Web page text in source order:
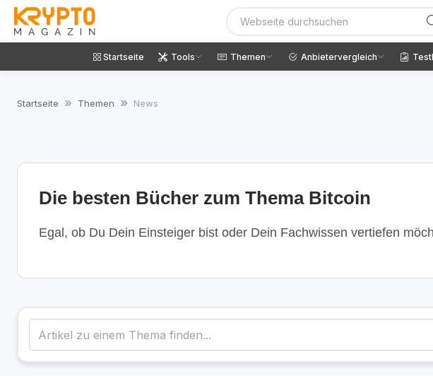
Startseite Tools Themen Anbietervergleich
Startseite Themen News
Die besten Bücher zum Thema Bitcoin
Egal, ob Du Dein Einsteiger bist oder Dein Fachwissen vertiefen